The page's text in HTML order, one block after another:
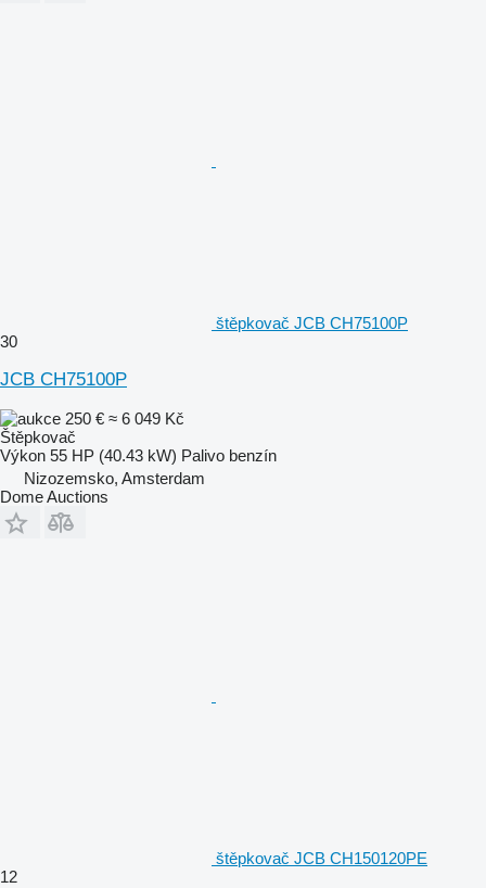
štěpkovač JCB CH75100P
30
JCB CH75100P
250 € ≈ 6 049 Kč
Štěpkovač
Výkon 55 HP (40.43 kW) Palivo benzín
Nizozemsko, Amsterdam
Dome Auctions
štěpkovač JCB CH150120PE
12